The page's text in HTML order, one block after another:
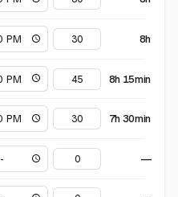
8h
8h 15min
7h 30min
—